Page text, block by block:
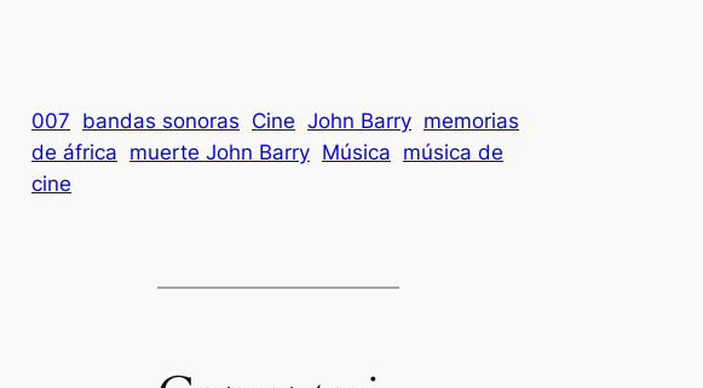
007 bandas sonoras Cine John Barry memorias
de áfrica muerte John Barry Música música de
cine